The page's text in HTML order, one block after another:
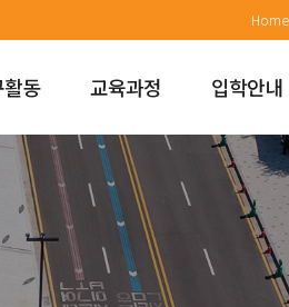
Home
동 교육과정 입학안내